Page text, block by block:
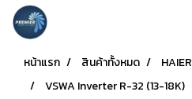
หน้าแรก สินค้าทั้งหมด
HAIER
VSWA Inverter R-32 (13-18K)